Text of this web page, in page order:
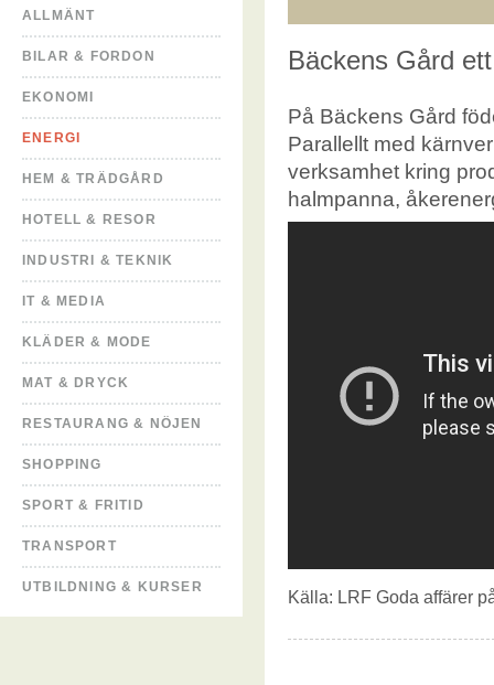
ALLMÄNT
BILAR & FORDON
EKONOMI
ENERGI
HEM & TRÄDGÅRD
HOTELL & RESOR
INDUSTRI & TEKNIK
IT & MEDIA
KLÄDER & MODE
MAT & DRYCK
RESTAURANG & NÖJEN
SHOPPING
SPORT & FRITID
TRANSPORT
UTBILDNING & KURSER
Bäckens Gård
På Bäckens Gård
Parallellt med
verksamhet kring
halmpanna,
Källa: LRF Goda affärer